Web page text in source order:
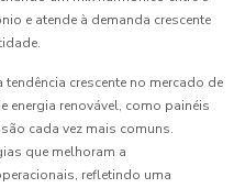
e atende à demanda crescente
tendência crescente no mercado de
energia renovável, como painéis
cada vez mais comuns.
que melhoram a
refletindo uma